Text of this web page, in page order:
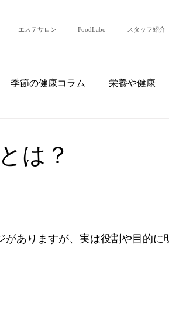
エステサロン FoodLabo スタッフ紹介
季節の健康コラム 栄養や健康
は？
がありますが、実は役割や目的に